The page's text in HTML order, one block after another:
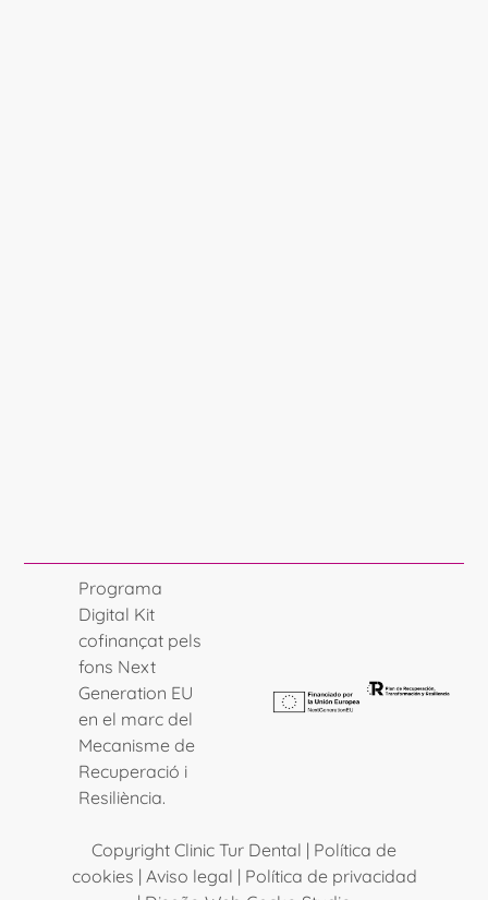
Programa
Digital Kit
cofinançat pels
fons Next
Generation EU
en el marc del
Mecanisme de
Recuperació i
Resiliència.
Copyright Clinic Tur Dental | Política de
cookies | Aviso legal | Política de privacidad